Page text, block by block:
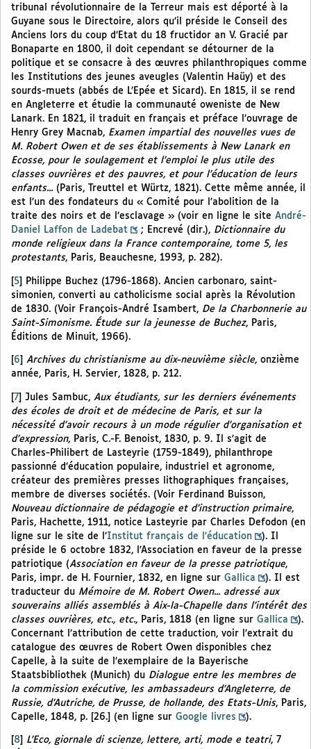
tribunal révolutionnaire de la Terreur mais est déporté à la
Guyane sous le Directoire, alors qu’il préside le Conseil des
Anciens lors du coup d’Etat du 18 fructidor an V. Gracié par
Bonaparte en 1800, il doit cependant se détourner de la
politique et se consacre à des œuvres philanthropiques comme
les Institutions des jeunes aveugles (Valentin Haüy) et des
sourds-muets (abbés de L’Epée et Sicard). En 1815, il se rend
en Angleterre et étudie la communauté oweniste de New
Lanark. En 1821, il traduit en français et préface l’ouvrage de
Henry Grey Macnab, Examen impartial des nouvelles vues de
M. Robert Owen et de ses établissements à New Lanark en
Ecosse, pour le soulagement et l’emploi le plus utile des
classes ouvrières et des pauvres, et pour l’éducation de leurs
enfants... (Paris, Treuttel et Würtz, 1821). Cette même année, il
est l’un des fondateurs du « Comité pour l’abolition de la
traite des noirs et de l’esclavage » (voir en ligne le site André-
Daniel Laffon de Ladebat
; Encrevé (dir.), Dictionnaire du
monde religieux dans la France contemporaine, tome 5, les
protestants, Paris, Beauchesne, 1993, p. 282).
[5]
Philippe Buchez (1796-1868). Ancien carbonaro, saint-
simonien, converti au catholicisme social après la Révolution
de 1830. (Voir François-André Isambert, De la Charbonnerie au
Saint-Simonisme. Étude sur la jeunesse de Buchez, Paris,
Éditions de Minuit, 1966).
6 Archives du christianisme au dix-neuvième siècle, onzième
année, Paris, H. Servier, 1828, p. 212.
[7] Jules Sambuc, Aux étudiants, sur les derniers événements
des écoles de droit et de médecine de Paris, et sur la
nécessité d’avoir recours à un mode régulier d’organisation et
d’expression, Paris, C.-F. Benoist, 1830, p. 9. Il s’agit de
Charles-Philibert de Lasteyrie (1759-1849), philanthrope
passionné d’éducation populaire, industriel et agronome,
créateur des premières presses lithographiques françaises,
membre de diverses sociétés. (Voir Ferdinand Buisson,
Nouveau dictionnaire de pédagogie et d’instruction primaire,
Paris, Hachette, 1911, notice Lasteyrie par Charles Defodon (en
ligne sur le site de l’Institut français de l’éducation
). Il
préside le 6 octobre 1832, l’Association en faveur de la presse
patriotique (Association en faveur de la presse patriotique,
Paris, impr. de H. Fournier, 1832, en ligne sur Gallica
). Il est
traducteur du Mémoire de M. Robert Owen... adressé aux
souverains alliés assemblés à Aix-la-Chapelle dans l’intérêt des
classes ouvrières, etc., etc., Paris, 1818 (en ligne sur Gallica
).
Concernant l’attribution de cette traduction, voir l’extrait du
catalogue des œuvres de Robert Owen disponibles chez
Capelle, à la suite de l’exemplaire de la Bayerische
Staatsbibliothek (Munich) du Dialogue entre les membres de
la commission exécutive, les ambassadeurs d’Angleterre, de
Russie, d’Autriche, de Prusse, de hollande, des Etats-Unis, Paris,
Capelle, 1848, p. [26.] (en ligne sur Google livres ).
8 L’Eco, giornale di scienze, lettere, arti, mode e teatri, 7